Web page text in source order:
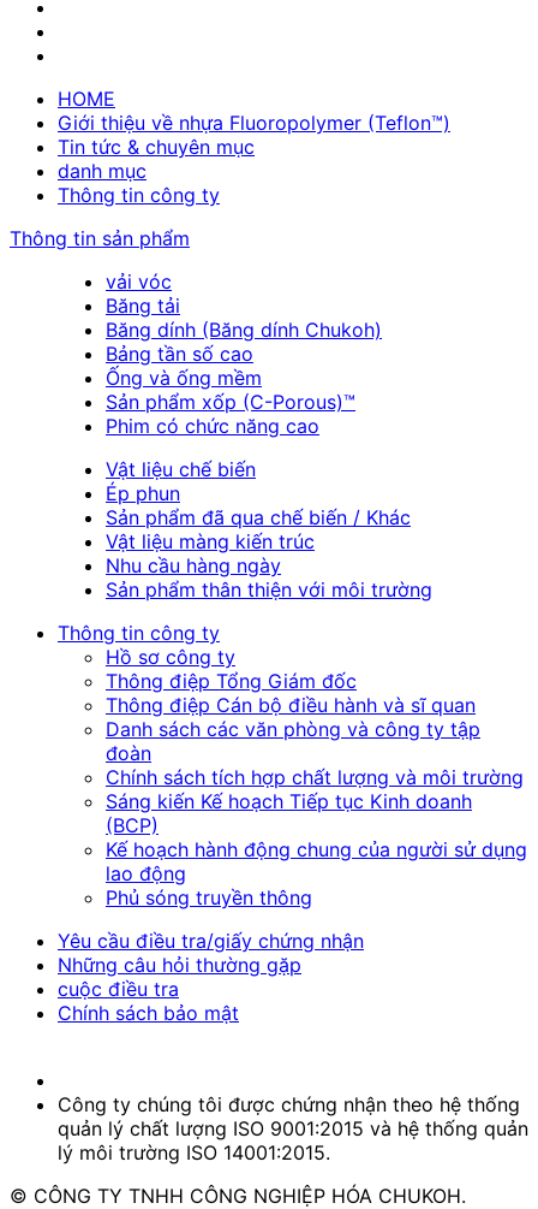
HOME
Giới thiệu về nhựa Fluoropolymer (Teflon™)
Tin tức & chuyên mục
danh mục
Thông tin công ty
Thông tin sản phẩm
vải vóc
Băng tải
Băng dính (Băng dính Chukoh)
Bảng tần số cao
Ống và ống mềm
Sản phẩm xốp (C-Porous)™
Phim có chức năng cao
Vật liệu chế biến
Ép phun
Sản phẩm đã qua chế biến / Khác
Vật liệu màng kiến trúc
Nhu cầu hàng ngày
Sản phẩm thân thiện với môi trường
Thông tin công ty
Hồ sơ công ty
Thông điệp Tổng Giám đốc
Thông điệp Cán bộ điều hành và sĩ quan
Danh sách các văn phòng và công ty tập
đoàn
Chính sách tích hợp chất lượng và môi trường
Sáng kiến Kế hoạch Tiếp tục Kinh doanh
(BCP)
Kế hoạch hành động chung của người sử dụng
lao động
Phủ sóng truyền thông
Yêu cầu điều tra/giấy chứng nhận
Những câu hỏi thường gặp
cuộc điều tra
Chính sách bảo mật
Công ty chúng tôi được chứng nhận theo hệ thống
quản lý chất lượng ISO 9001:2015 và hệ thống quản
lý môi trường ISO 14001:2015.
© CÔNG TY TNHH CÔNG NGHIỆP HÓA CHUKOH.